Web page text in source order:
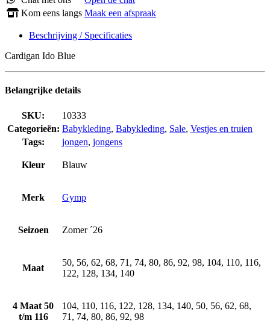
Kom eens langs Maak een afspraak
Beschrijving / Specificaties
Cardigan Ido Blue
Belangrijke details
SKU:
10333
Categorieën: Babykleding, Babykleding, Sale, Vestjes en truien
Tags:
jongen, jongens
Kleur Blauw
Merk Gymp
Seizoen Zomer ´26
Maat
50, 56, 62, 68, 71, 74, 80, 86, 92, 98, 104, 110, 116,
122, 128, 134, 140
4 Maat 50
t/m 116
104, 110, 116, 122, 128, 134, 140, 50, 56, 62, 68,
71, 74, 80, 86, 92, 98